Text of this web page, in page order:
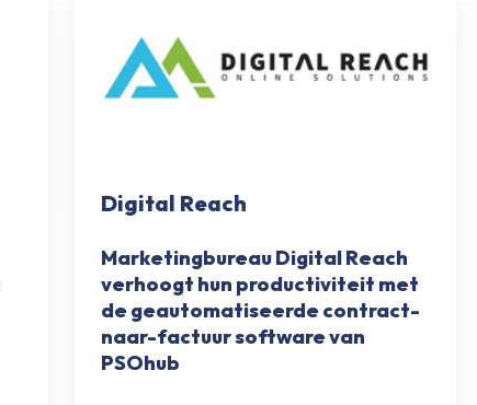
Digital Reach
Marketingbureau Digital Reach
verhoogt hun productiviteit met
de geautomatiseerde contract-
naar-factuur software van
PSOhub